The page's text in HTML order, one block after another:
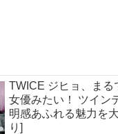
TWICE ジヒョ、まる
女優みたい！ ツイン
明感あふれる魅力を
り]